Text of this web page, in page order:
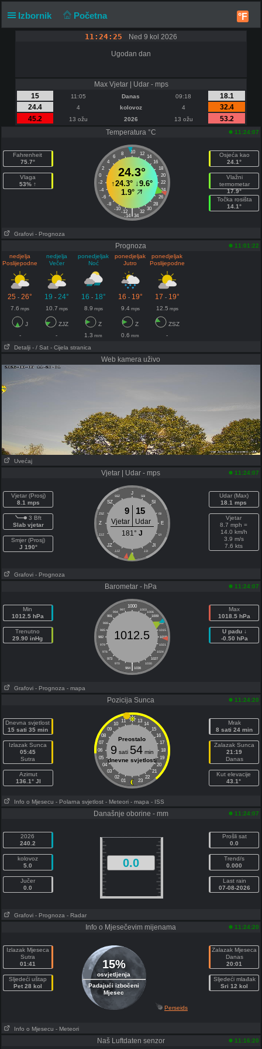
Izbornik Početna °F
11:24:26 Ned 9 kol 2026
Ugodan dan
Max Vjetar | Udar - mps
15
11:05 Danas 09:18
18.1
24.4
4 kolovoz 4
32.4
45.2
13 ožu 2026 13 ožu
53.2
Temperatura °C
11:24:07
Fahrenheit
75.7°
Vlaga
53% ↑
10
8 12
6
14
4
16
2
18
0
20
-2
22
-4
24
-6
26
-8
28
-10
30
-12 32
|
-14 34
24.3°
↑24.3° ↓9.6°
1.9°
Osjeća kao
24.1°
Vlažni
termometar
17.9°
Točka rosišta
14.1°
Grafovi - Prognoza
Prognoza
11:01:22
nedjelja
Poslijepodne
nedjelja
Večer
ponedjeljak
Noć
ponedjeljak
Jutro
ponedjeljak
Poslijepodne
25 -26° 19 - 24° 16 - 18° 16 - 19° 17 - 19°
7.6 mps 10.7 mps 8.9 mps 9.4mps 12.5 mps
J ZJZ Z Z
ZSZ
-
- 1.3 mm 0.6 mm
-
Detalji - / Sat - Cijela stranica
Web kamera uživo
Uvećaj
Vjetar | Udar - mps 11:24:07
Vjetar (Prosj)
8.1 mps
3 Bft
Slab vjetar
Smjer (Prosj)
J 190°
J
SSZ SSI
SZ SI
ZSZ ISI
Z E
ZJZ IJI
JZ JI
JJZ JJI
J
9 15
Vjetar
Udar
181° J
Udar (Max)
18.1 mps
Vjetar
8.7 mph =
14.0 km/h
3.9 m/s
7.6 kts
Grafovi - Prognoza
Barometar - hPa 11:24:07
Min
1012.5 hPa
Trenutno
29.90 inHg
1000
997 1003
994
1006
991
1009
988
1012
985
1015
982
1018
979
1021
976
1024
973
1027
970
1030
|
964 1036
1012.5
Max
1018.5 hPa
U padu ↓
-0.50 hPa
Grafovi - Prognoza - mapa
Pozicija Sunca 11:24:20
Dnevna svjetlost
15 sati 35 min
Izlazak Sunca
05:45
Sutra
Azimut
136.1° JI
11 13
10
14
09
15
08
16
07
17
06
18
05
19
04
20
03
21
02
22
01 23
Preostalo
9sati 54min
dnevne svjetlosti
Mrak
8 sati 24 min
Zalazak Sunca
21:19
Danas
Kut elevacije
43.1°
Info o Mjesecu - Polarna svjetlost - Meteori - mapa - ISS
Današnje oborine - mm 11:24:07
2026
240.2
kolovoz
5.0
Jučer
0.0
0.0
Prošli sat
0.0
Trend/s
0.000
Last rain
07-08-2026
Grafovi - Prognoza - Radar
Info o Mjesečevim mijenama 11:24:20
Izlazak Mjeseca
Sutra
01:41
Sljedeći uštap
Pet 28 kol
15%
osvjetljenja
Padajući izbočeni
Mjesec
Zalazak Mjeseca
Danas
20:01
Sljedeći mlađak
Sri 12 kol
Perseids
Info o Mjesecu - Meteori
Naš Luftdaten senzor 11:16:20